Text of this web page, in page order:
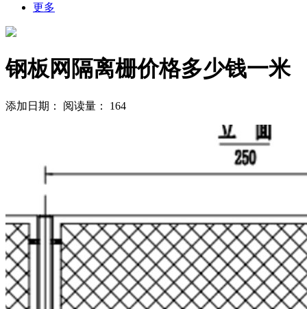
更多
钢板网隔离栅价格多少钱一米
添加日期： 阅读量： 164